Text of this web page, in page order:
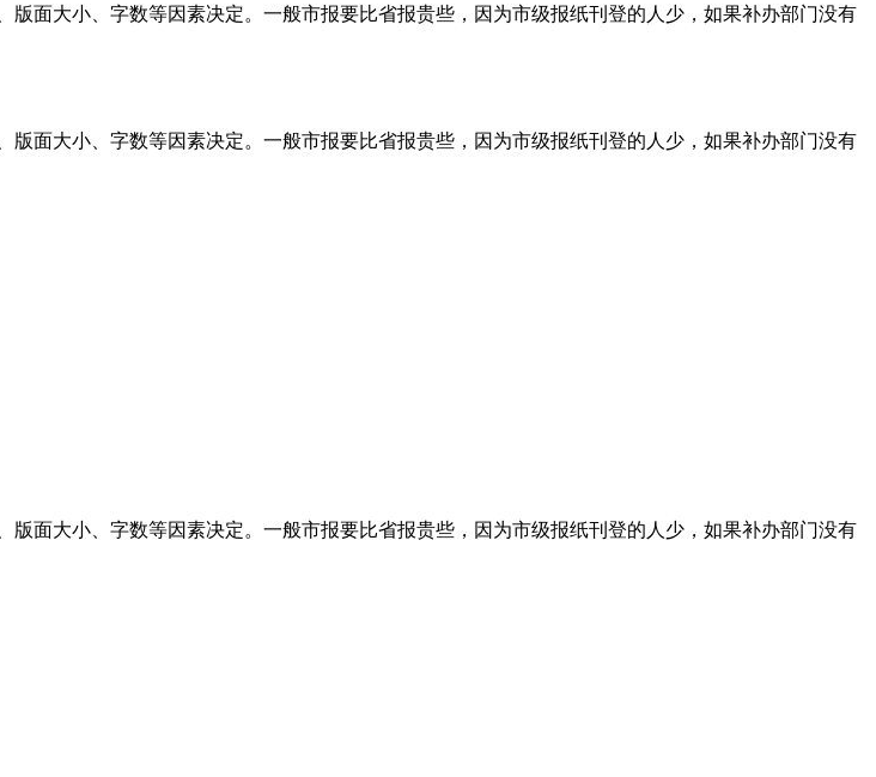
面大小、字数等因素决定。一般市报要比省报贵些，因为市级报纸刊登的人少，如果补办部门没有
面大小、字数等因素决定。一般市报要比省报贵些，因为市级报纸刊登的人少，如果补办部门没有
面大小、字数等因素决定。一般市报要比省报贵些，因为市级报纸刊登的人少，如果补办部门没有